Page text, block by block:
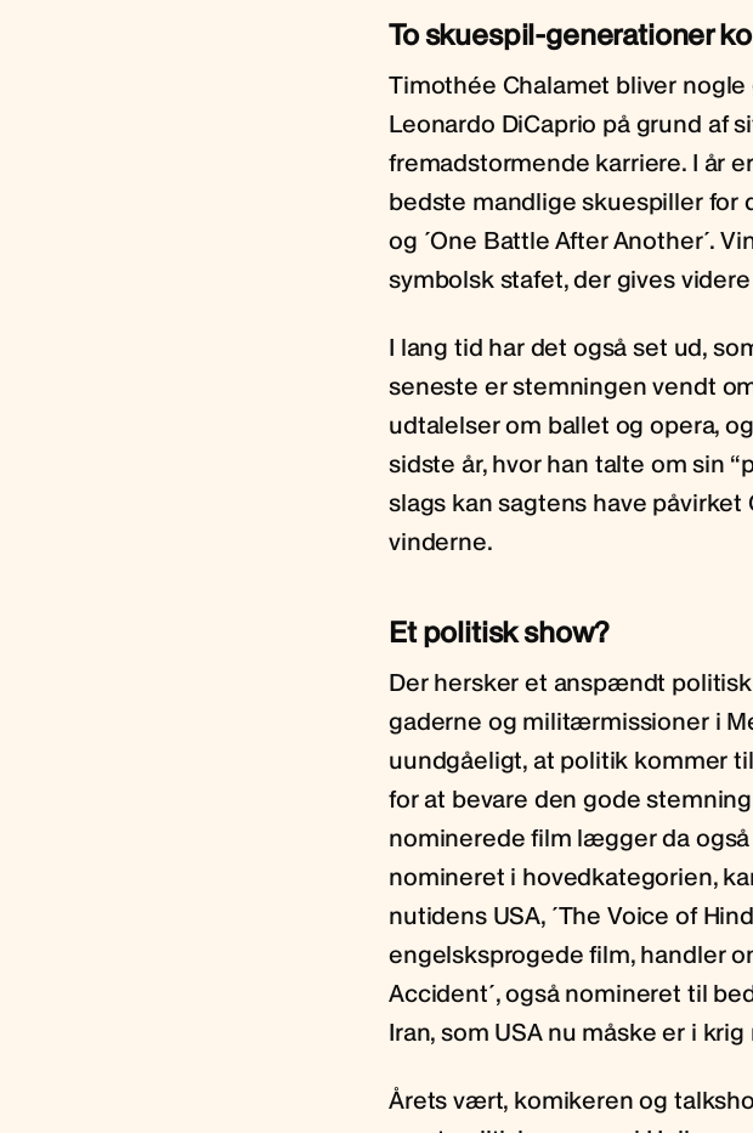
To skuespil-generationer
Timothée Chalamet bliver
Leonardo DiCaprio på grund af
fremadstormende karriere. I år
bedste mandlige skuespiller for
og ´One Battle After Another´.
symbolsk stafet, der gives
I lang tid har det også set ud,
seneste er stemningen vendt
udtalelser om ballet og opera,
sidste år, hvor han talte om sin
slags kan sagtens have
vinderne.
Et politisk show?
Der hersker et anspændt
gaderne og militærmissioner i
uundgåeligt, at politik kommer
for at bevare den gode
nominerede film lægger da også
nomineret i hovedkategorien,
nutidens USA, ´The Voice of
engelsksprogede film, handler
Accident´, også nomineret til
Iran, som USA nu måske er i
Årets vært, komikeren og